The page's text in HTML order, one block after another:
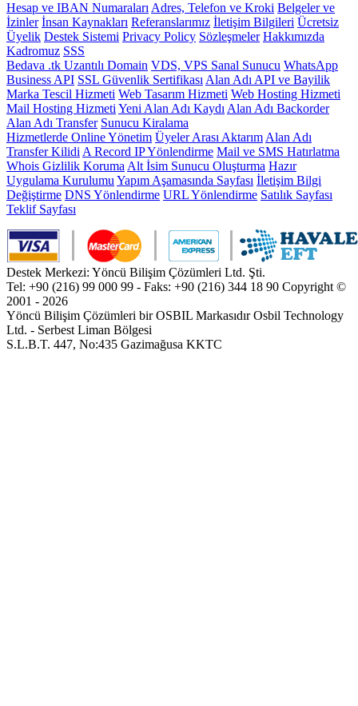
Hesap ve IBAN Numaraları Adres, Telefon ve Kroki Belgeler ve
İzinler İnsan Kaynakları Referanslarımız İletişim Bilgileri Ücretsiz
Üyelik Destek Sistemi Privacy Policy Sözleşmeler Hakkımızda
Kadromuz SSS
Bedava .tk Uzantılı Domain VDS, VPS Sanal Sunucu WhatsApp
Business API SSL Güvenlik Sertifikası Alan Adı API ve Bayilik
Marka Tescil Hizmeti Web Tasarım Hizmeti Web Hosting Hizmeti
Mail Hosting Hizmeti Yeni Alan Adı Kaydı Alan Adı Backorder
Alan Adı Transfer Sunucu Kiralama
Hizmetlerde Online Yönetim Üyeler Arası Aktarım Alan Adı
Transfer Kilidi A Record IP Yönlendirme Mail ve SMS Hatırlatma
Whois Gizlilik Koruma Alt İsim Sunucu Oluşturma Hazır
Uygulama Kurulumu Yapım Aşamasında Sayfası İletişim Bilgi
Değiştirme DNS Yönlendirme URL Yönlendirme Satılık Sayfası
Teklif Sayfası
Destek Merkezi: Yöncü Bilişim Çözümleri Ltd. Şti.
Tel: +90 (216) 99 000 99 - Faks: +90 (216) 344 18 90 Copyright ©
2001 - 2026
Yöncü Bilişim Çözümleri bir OSBIL Markasıdır Osbil Technology
Ltd. - Serbest Liman Bölgesi
S.L.B.T. 447, No:435 Gazimağusa KKTC